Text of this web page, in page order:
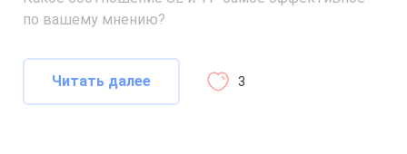
по вашему мнению?
Читать далее 3